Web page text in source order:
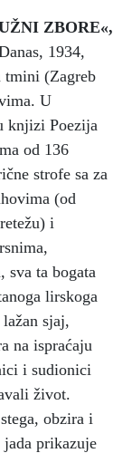
ZBORE«,
1934,
tmini (Zagreb
U
knjizi Poezija
od 136
strofe sa za
(od
i
sva ta bogata
lirskoga
sjaj,
na ispraćaju
i sudionici
život.
obzira i
prikazuje